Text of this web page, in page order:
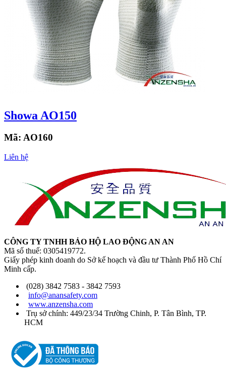
Showa AO150
Mã: AO160
Liên hệ
CÔNG TY TNHH BẢO HỘ LAO ĐỘNG AN AN
Mã số thuế: 0305419772.
Giấy phép kinh doanh do Sở kế hoạch và đầu tư Thành Phố Hồ Chí
Minh cấp.
(028) 3842 7583 - 3842 7593
info@anansafety.com
www.anzensha.com
Trụ sở chính: 449/23/34 Trường Chinh, P. Tân Bình, TP.
HCM